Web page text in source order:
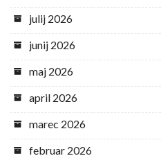
julij 2026
junij 2026
maj 2026
april 2026
marec 2026
februar 2026